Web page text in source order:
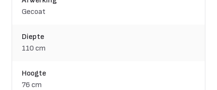
Gecoat
Diepte
110 cm
Hoogte
76 cm